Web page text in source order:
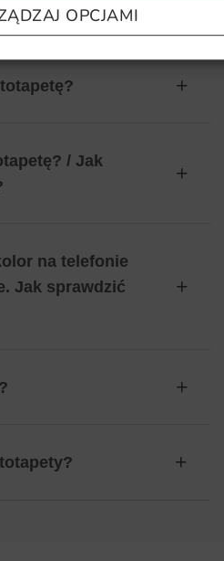
OPCJAMI
/ Jak
na telefonie
Jak sprawdzić